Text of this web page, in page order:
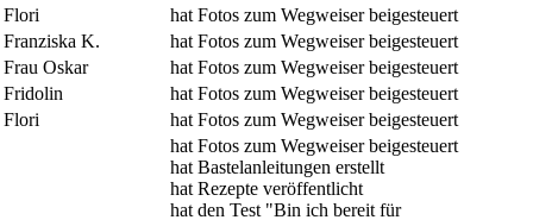
Flori
hat Fotos zum Wegweiser beigesteuert
Franziska K.
hat Fotos zum Wegweiser beigesteuert
Frau Oskar
hat Fotos zum Wegweiser beigesteuert
Fridolin
hat Fotos zum Wegweiser beigesteuert
Flori
hat Fotos zum Wegweiser beigesteuert
hat Fotos zum Wegweiser beigesteuert
hat Bastelanleitungen erstellt
hat Rezepte veröffentlicht
hat den Test "Bin ich bereit für